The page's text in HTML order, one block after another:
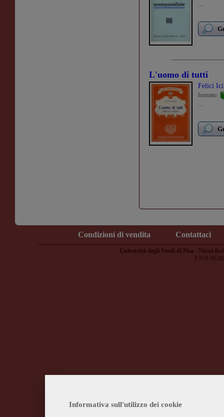
Informativa sull'utilizzo dei cookie
...
L'uomo di tutti
Felici
formato:
...
Condizioni di vendita Contattaci
Università degli Studi di Pisa - Nistri-
P.IVA